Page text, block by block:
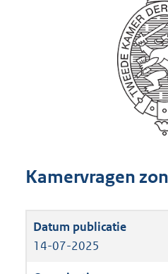
Kamervragen
14-07-2025